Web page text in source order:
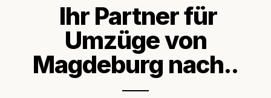
Ihr Partner für
Umzüge von
Magdeburg nach..